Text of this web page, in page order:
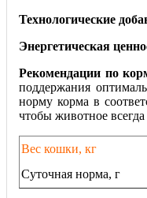
Технологические
Энергетическая
Рекомендации по
поддержания
норму корма в
чтобы животное
Вес кошки, кг
Суточная норма, г